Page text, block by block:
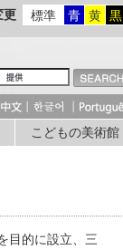
更 標準 青 黄 黒
こどもの美術館
目的に設立、三